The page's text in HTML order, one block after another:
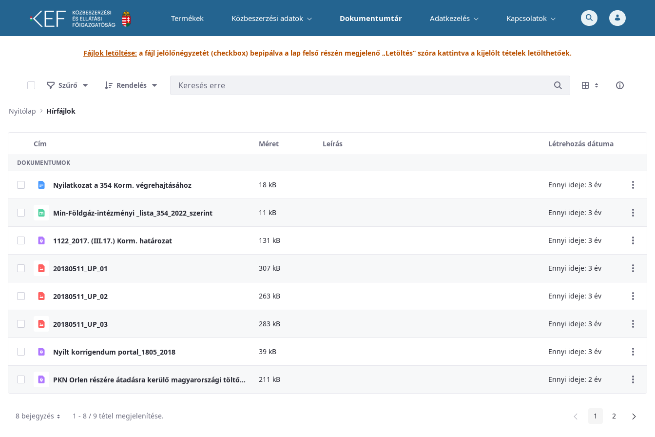
Termékek Közbeszerzési adatok Dokumentumtár Adatkezelés Kapcsolatok
Fájlok letöltése: a fájl jelölőnégyzetét (checkbox) bepipálva a lap felső részén megjelenő „Letöltés” szóra kattintva a kijelölt tételek letölthetőek.
Szűrő
Rendelés
Nyitólap Hírfájlok
Elem kiválasztása
Cím Méret Leírás
Létrehozás dátuma
Elem
DOKUMENTUMOK
Nyilatkozat a 354 Korm. végrehajtásához 18 kB Ennyi ideje: 3 év
Min-Földgáz-intézményi _lista_354_2022_szerint 11 kB Ennyi ideje: 3 év
1122_2017. (III.17.) Korm. határozat 131 kB Ennyi ideje: 3 év
20180511_UP_01 307 kB Ennyi ideje: 3 év
20180511_UP_02 263 kB Ennyi ideje: 3 év
20180511_UP_03 283 kB Ennyi ideje: 3 év
Nyílt korrigendum portal_1805_2018 39 kB Ennyi ideje: 3 év
PKN Orlen részére átadásra kerülő magyarországi töltőállomások listája 211 kB Ennyi ideje: 2 év
8 bejegyzés 1 - 8 / 9 tétel megjelenítése. Oldal
1 Oldal
2